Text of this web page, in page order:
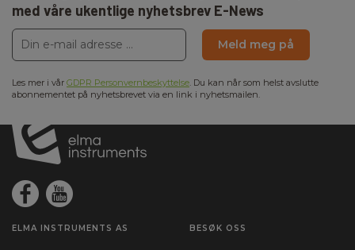
med våre ukentlige nyhetsbrev E-News
Meld meg på
Les mer i vår GDPR Personvernbeskyttelse. Du kan når som helst avslutte
abonnementet på nyhetsbrevet via en link i nyhetsmailen.
ELMA INSTRUMENTS AS BESØK OSS